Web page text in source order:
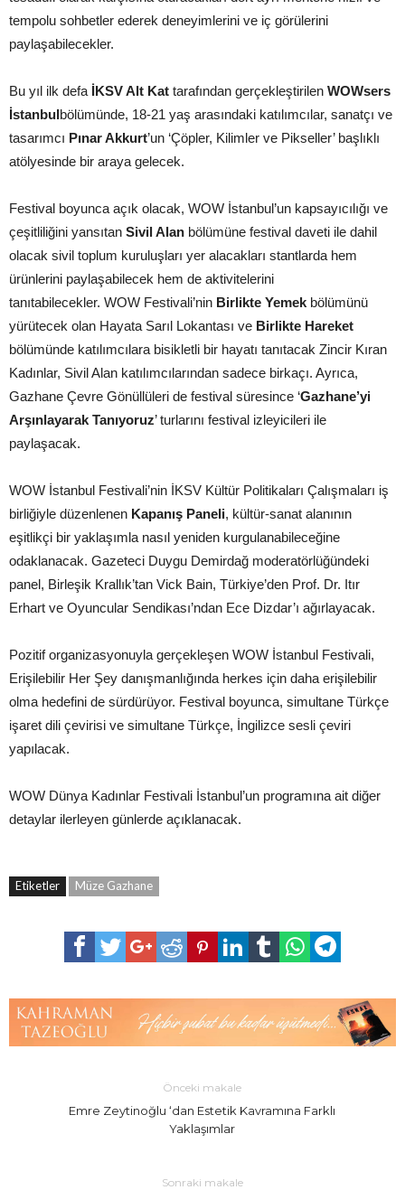
tempolu sohbetler ederek deneyimlerini ve iç görülerini
paylaşabilecekler.
Bu yıl ilk defa İKSV Alt Kat tarafından gerçekleştirilen WOWsers
İstanbulbölümünde, 18-21 yaş arasındaki katılımcılar, sanatçı ve
tasarımcı Pınar Akkurt’un ‘Çöpler, Kilimler ve Pikseller’ başlıklı
atölyesinde bir araya gelecek.
Festival boyunca açık olacak, WOW İstanbul’un kapsayıcılığı ve
çeşitliliğini yansıtan Sivil Alan bölümüne festival daveti ile dahil
olacak sivil toplum kuruluşları yer alacakları stantlarda hem
ürünlerini paylaşabilecek hem de aktivitelerini
tanıtabilecekler. WOW Festivali’nin Birlikte Yemek bölümünü
yürütecek olan Hayata Sarıl Lokantası ve Birlikte Hareket
bölümünde katılımcılara bisikletli bir hayatı tanıtacak Zincir Kıran
Kadınlar, Sivil Alan katılımcılarından sadece birkaçı. Ayrıca,
Gazhane Çevre Gönüllüleri de festival süresince ‘Gazhane’yi
Arşınlayarak Tanıyoruz’ turlarını festival izleyicileri ile
paylaşacak.
WOW İstanbul Festivali’nin İKSV Kültür Politikaları Çalışmaları iş
birliğiyle düzenlenen Kapanış Paneli, kültür-sanat alanının
eşitlikçi bir yaklaşımla nasıl yeniden kurgulanabileceğine
odaklanacak. Gazeteci Duygu Demirdağ moderatörlüğündeki
panel, Birleşik Krallık’tan Vick Bain, Türkiye’den Prof. Dr. Itır
Erhart ve Oyuncular Sendikası’ndan Ece Dizdar’ı ağırlayacak.
Pozitif organizasyonuyla gerçekleşen WOW İstanbul Festivali,
Erişilebilir Her Şey danışmanlığında herkes için daha erişilebilir
olma hedefini de sürdürüyor. Festival boyunca, simultane Türkçe
işaret dili çevirisi ve simultane Türkçe, İngilizce sesli çeviri
yapılacak.
WOW Dünya Kadınlar Festivali İstanbul’un programına ait diğer
detaylar ilerleyen günlerde açıklanacak.
Etiketler Müze Gazhane
Önceki makale
Emre Zeytinoğlu ‘dan Estetik Kavramına Farklı
Yaklaşımlar
Sonraki makale